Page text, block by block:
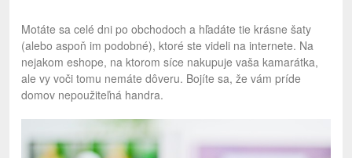
Motáte sa celé dni po obchodoch a hľadáte tie krásne šaty
(alebo aspoň im podobné), ktoré ste videli na internete. Na
nejakom eshope, na ktorom síce nakupuje vaša kamarátka,
ale vy voči tomu nemáte dôveru. Bojíte sa, že vám príde
domov nepoužiteľná handra.